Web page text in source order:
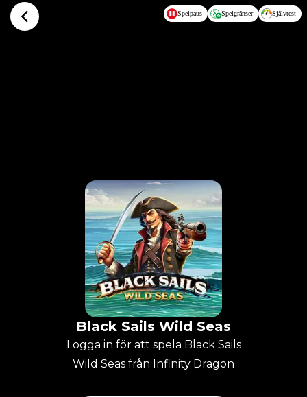
Hoppa till huvudinnehållet Spelpaus Spelgränser Självtest
Black Sails Wild Seas
Logga in för att spela Black Sails
Wild Seas från Infinity Dragon